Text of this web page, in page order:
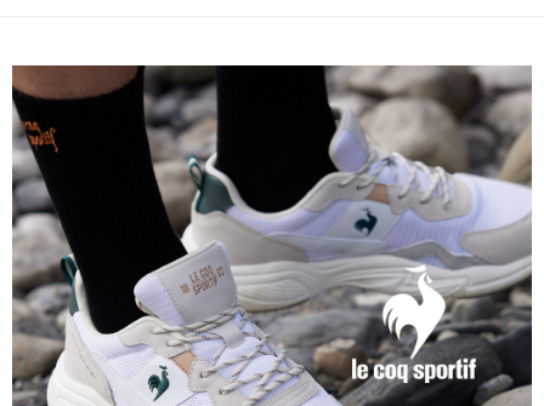
法說明評估內容。
【繳款方式說明】
1.分期款項不併入電信帳單，「大哥付你分期」於每月結算日後寄送繳費提
醒簡訊。
2.透過簡訊連結打開帳單後，可選擇「超商條碼／台灣大直營門市／銀行轉
帳／街口支付／iPASS MONEY」等通路繳費。
【注意事項】
1.本服務係由「台灣大哥大股份有限公司」（以下簡稱本公司）所提供，讓
用戶於交易時，得透過本服務購買商品或服務，並由商店將買賣／分期付款
買賣價金債權讓與本公司後，依約使用本公司帳單繳交帳款。
2.基於同意付款使用「大哥付你分期」之契約關係目的，商店將以您的個人
資料（包含姓名、電話或地址）提供予台灣大哥大進項蒐集、處理及利用，
由本公司與您本人進行分期帳單所需資料之確認、核對及更正。
3.完整用戶服務條款，請詳閱以下連結：https://oppay.tw/userRule
２．便利：只要手機號碼，簡訊認證，即可結帳。
３．安心：先確認商品／服務後，再付款。
【「AFTEE先享後付」結帳流程】
１．於結帳方式選擇「AFTEE先享後付」後，將跳轉至「AFTEE先享後付」
結帳頁面，進行簡訊認證並確認金額後，即可完成結帳。
２．訂單成立數日內，您將收到繳費通知簡訊。
３．收到繳費通知簡訊後14天內，點擊此簡訊中的連結，可透過四大超商／
ATM／網路銀行／等多元方式進行付款，方視為交易完成。
※ 請注意：結帳手續完成當下不需立刻繳費，但若您需要取消訂單，請聯絡
購買商品的店家。未經商家同意取消之訂單仍視為有效，需透過AFTEE先享
後付繳納相關費用。
※ 交易是否成功請以「AFTEE先享後付 」之結帳頁面顯示為準，若有關於
是否繳費成功／繳費後需取消欲退款等相關疑問，請聯繫「AFTEE先享後付
客戶支援中心」https://netprotections.freshdesk.com/support/home
全家取貨付款
免運費
付款後全家取貨
免運費
萊爾富取貨付款
免運費
付款後萊爾富取貨
免運費